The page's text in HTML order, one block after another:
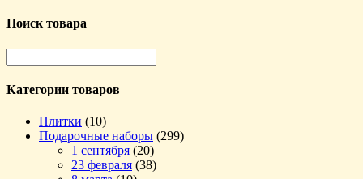
Поиск товара
Категории товаров
Плитки (10)
Подарочные наборы (299)
1 сентября (20)
23 февраля (38)